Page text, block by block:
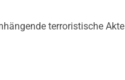
terroristische Akte